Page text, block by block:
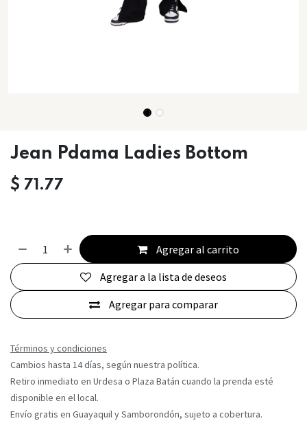
Jean Pdama Ladies Bottom
$ 71.77
Agregar al carrito
Agregar para comparar
Agregar a la lista de deseos
Términos y condiciones
Cambios hasta 14 días, según nuestra política.
Retiro inmediato en Urdesa o Plaza Batán cuando la prenda esté
disponible en el local.
Envío gratis en Guayaquil y Samborondón, sujeto a cobertura.